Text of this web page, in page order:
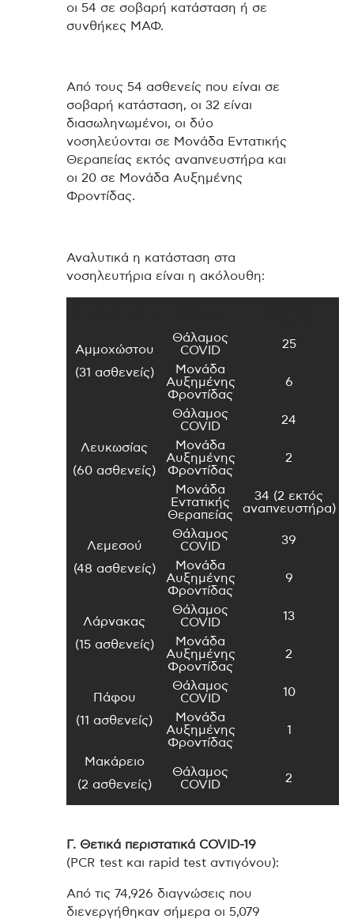
οι 54 σε σοβαρή κατάσταση ή σε
συνθήκες ΜΑΦ.
Από τους 54 ασθενείς που είναι σε
σοβαρή κατάσταση, οι 32 είναι
διασωληνωμένοι, οι δύο
νοσηλεύονται σε Μονάδα Εντατικής
Θεραπείας εκτός αναπνευστήρα και
οι 20 σε Μονάδα Αυξημένης
Φροντίδας.
Αναλυτικά η κατάσταση στα
νοσηλευτήρια είναι η ακόλουθη:
Αμμοχώστου
(31 ασθενείς)
Θάλαμος
COVID
25
Μονάδα
Αυξημένης
Φροντίδας
6
Λευκωσίας
(60 ασθενείς)
Θάλαμος
COVID
24
Μονάδα
Αυξημένης
Φροντίδας
2
Μονάδα
Εντατικής
Θεραπείας
34 (2 εκτός
αναπνευστήρα)
Λεμεσού
(48 ασθενείς)
Θάλαμος
COVID
39
Μονάδα
Αυξημένης
Φροντίδας
9
Λάρνακας
(15 ασθενείς)
Θάλαμος
COVID
13
Μονάδα
Αυξημένης
Φροντίδας
2
Πάφου
(11 ασθενείς)
Θάλαμος
COVID
10
Μονάδα
Αυξημένης
Φροντίδας
1
Μακάρειο
(2 ασθενείς)
Θάλαμος
COVID
2
Γ. Θετικά περιστατικά COVID-19
(PCR test και rapid test αντιγόνου):
Από τις 74,926 διαγνώσεις που
διενεργήθηκαν σήμερα οι 5,079